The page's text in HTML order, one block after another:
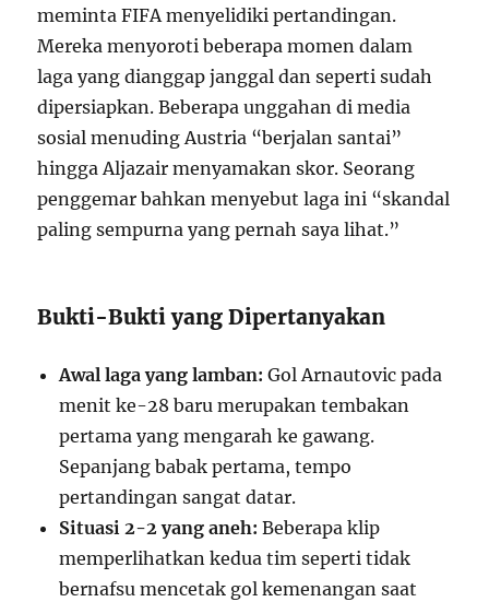
meminta FIFA menyelidiki pertandingan.
Mereka menyoroti beberapa momen dalam
laga yang dianggap janggal dan seperti sudah
dipersiapkan. Beberapa unggahan di media
sosial menuding Austria “berjalan santai”
hingga Aljazair menyamakan skor. Seorang
penggemar bahkan menyebut laga ini “skandal
paling sempurna yang pernah saya lihat.”
Bukti-Bukti yang Dipertanyakan
Awal laga yang lamban: Gol Arnautovic pada
menit ke-28 baru merupakan tembakan
pertama yang mengarah ke gawang.
Sepanjang babak pertama, tempo
pertandingan sangat datar.
Situasi 2-2 yang aneh: Beberapa klip
memperlihatkan kedua tim seperti tidak
bernafsu mencetak gol kemenangan saat